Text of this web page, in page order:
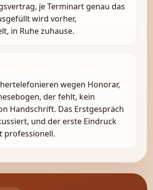
je Terminart genau das
wird vorher,
in Ruhe zuhause.
wegen Honorar,
der fehlt, kein
Handschrift. Das Erstgespräch
und der erste Eindruck
professionell.